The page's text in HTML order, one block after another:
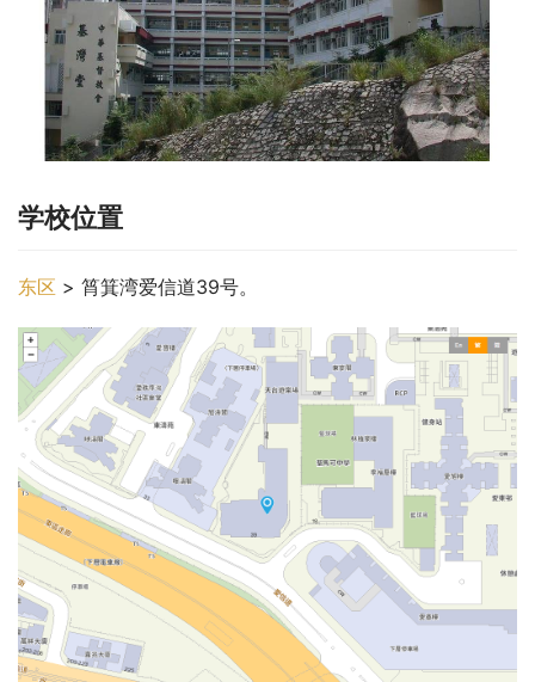
学校位置
东区 > 筲箕湾爱信道39号。